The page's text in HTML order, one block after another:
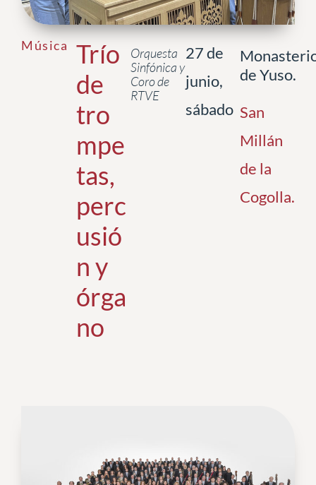
Música
Trío
de
tro
mpe
tas,
perc
usió
n y
órga
no
Orquesta
Sinfónica y
Coro de
RTVE
27 de
junio,
sábado
de Yuso.
San
Millán
de la
Cogolla.